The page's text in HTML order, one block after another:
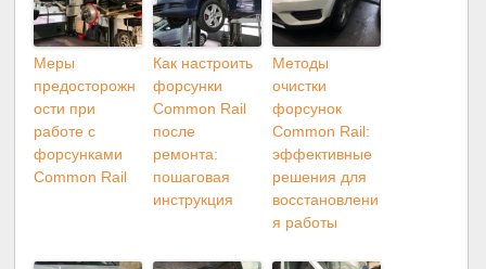
Меры
предосторожн
ости при
работе с
форсунками
Common Rail
Как настроить
форсунки
Common Rail
после
ремонта:
пошаговая
инструкция
Методы
очистки
форсунок
Common Rail:
эффективные
решения для
восстановлени
я работы